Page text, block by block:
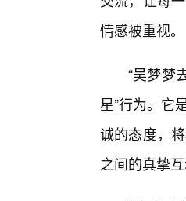
情感被重视。
“吴梦梦
星”行为。它
诚的态度，
之间的真挚